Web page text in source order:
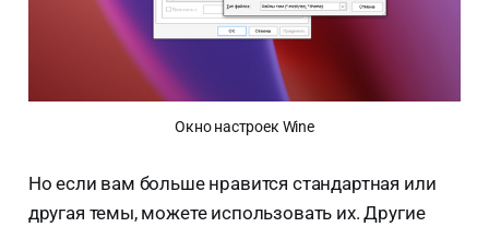
Окно настроек Wine
Но если вам больше нравится стандартная или
другая темы, можете использовать их. Другие